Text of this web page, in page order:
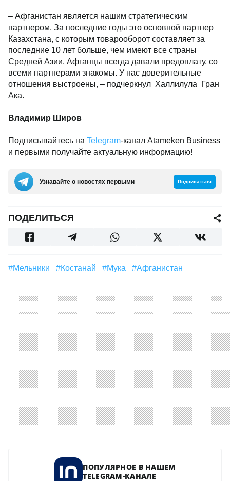
– Афганистан является нашим стратегическим
партнером. За последние годы это основной партнер
Казахстана, с которым товарооборот составляет за
последние 10 лет больше, чем имеют все страны
Средней Азии. Афганцы всегда давали предоплату, со
всеми партнерами знакомы. У нас доверительные
отношения выстроены, – подчеркнул Халлилула Гран
Ака.
Владимир Широв
Подписывайтесь на Telegram-канал Atameken Business
и первыми получайте актуальную информацию!
Узнавайте о новостях первыми Подписаться
ПОДЕЛИТЬСЯ
#мельники #Костанай #Мука #Афганистан